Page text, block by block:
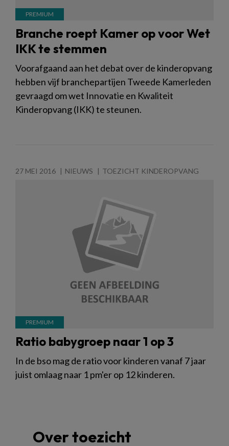
Branche roept Kamer op voor Wet
IKK te stemmen
Voorafgaand aan het debat over de kinderopvang
hebben vijf branchepartijen Tweede Kamerleden
gevraagd om wet Innovatie en Kwaliteit
Kinderopvang (IKK) te steunen.
27 MEI 2016 NIEUWS TOEZICHT KINDEROPVANG
Ratio babygroep naar 1 op 3
In de bso mag de ratio voor kinderen vanaf 7 jaar
juist omlaag naar 1 pm'er op 12 kinderen.
Over toezicht